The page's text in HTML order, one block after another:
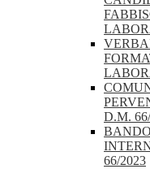
D.M.
66/2023